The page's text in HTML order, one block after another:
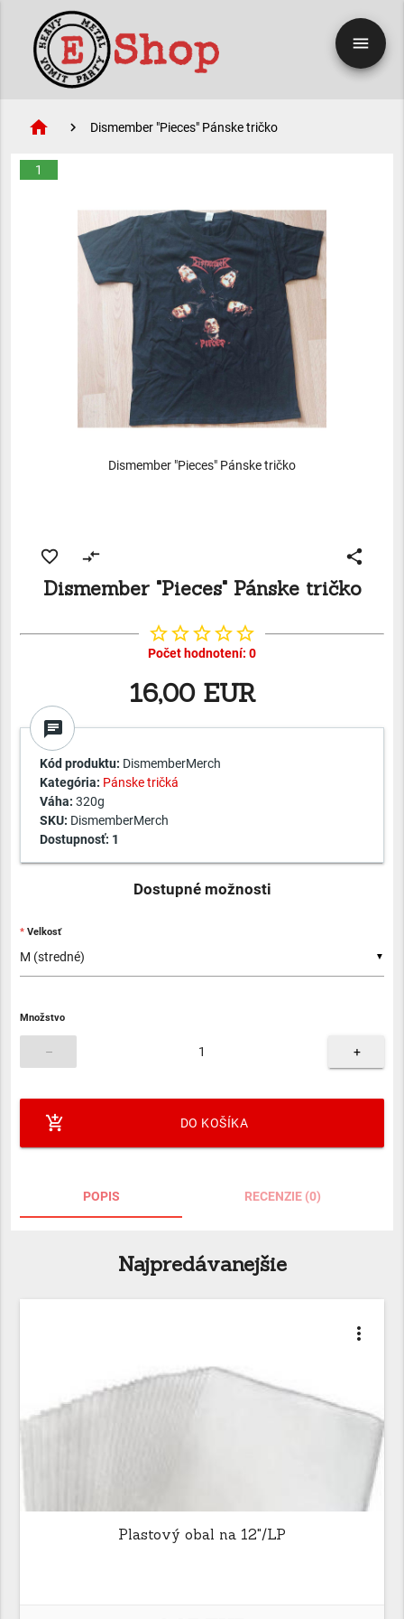
menu
home Dismember "Pieces" Pánske tričko
1
Dismember "Pieces" Pánske tričko
favorite_border compare_arrows share
Dismember "Pieces" Pánske tričko
star_borderstar_borderstar_borderstar_borderstar_border
Počet hodnotení: 0
16,00 EUR
chat
Kód produktu: DismemberMerch
Kategória: Pánske tričká
Váha: 320g
SKU: DismemberMerch
Dostupnosť: 1
Dostupné možnosti
▼
Velkosť
Množstvo
– +
add_shopping_cart DO KOŠÍKA
POPIS RECENZIE (0)
Najpredávanejšie
more_vert
Plastový obal na 12"/LP